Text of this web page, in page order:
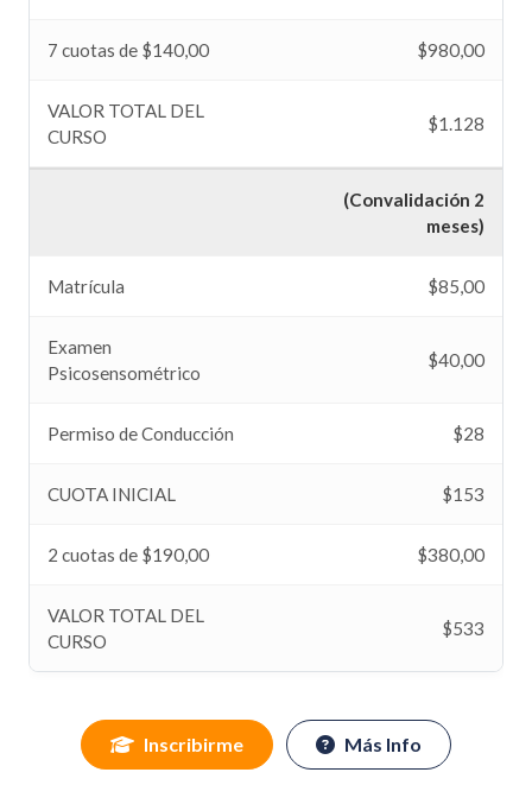
7 cuotas de $140,00 $980,00
VALOR TOTAL DEL
CURSO
$1.128
(Convalidación 2
meses)
Matrícula $85,00
Examen
Psicosensométrico
$40,00
Permiso de Conducción $28
CUOTA INICIAL $153
2 cuotas de $190,00 $380,00
VALOR TOTAL DEL
CURSO
$533
Inscribirme Más Info